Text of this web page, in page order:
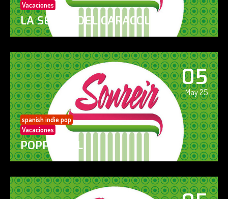
Vacaciones
LA SENDA DEL CARACOL
05
May 25
spanish indie pop
Vacaciones
POPPY GIRL